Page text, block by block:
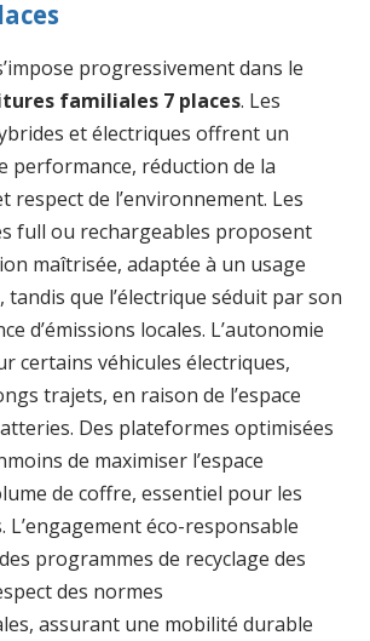
progressivement dans le
familiales 7 places. Les
et électriques offrent un
performance, réduction de la
respect de l’environnement. Les
full ou rechargeables proposent
maîtrisée, adaptée à un usage
que l’électrique séduit par son
d’émissions locales. L’autonomie
certains véhicules électriques,
trajets, en raison de l’espace
Des plateformes optimisées
de maximiser l’espace
de coffre, essentiel pour les
L’engagement éco-responsable
programmes de recyclage des
des normes
assurant une mobilité durable